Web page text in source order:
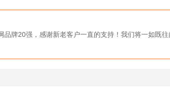
牌20强，感谢新老客户一直的支持！我们将一如既